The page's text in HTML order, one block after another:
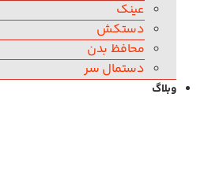
عینک
دستکش
محافظ بدن
دستمال سر
وبلاگ